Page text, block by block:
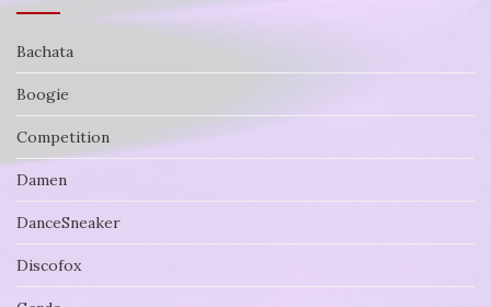
Bachata
Boogie
Competition
Damen
DanceSneaker
Discofox